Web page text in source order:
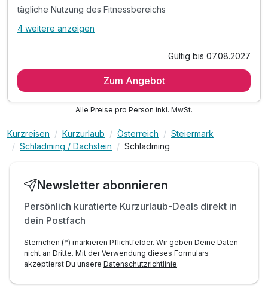
tägliche Nutzung des Fitnessbereichs
Alle Inklusivleistungen
Saunawelt, Chillarea und Fitnessraum
Kuscheliger Leihbademantel
WLAN-Nutzung
4 weitere anzeigen
Gültig bis 07.08.2027
Zum Angebot
Alle Preise pro Person inkl. MwSt.
Kurzreisen Kurzurlaub Österreich
Steiermark
Schladming / Dachstein
Schladming
Newsletter abonnieren
Persönlich kuratierte Kurzurlaub-Deals direkt in
dein Postfach
Sternchen (*) markieren Pflichtfelder. Wir geben Deine Daten
nicht an Dritte. Mit der Verwendung dieses Formulars
akzeptierst Du unsere Datenschutzrichtlinie.